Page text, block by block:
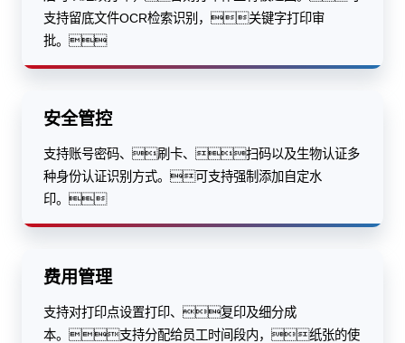
支持留底文件OCR检索识别，关键字打印审
批。
安全管控
支持账号密码、刷卡、扫码以及生物认证多
种身份认证识别方式。可支持强制添加自定水
印。
费用管理
支持对打印点设置打印、复印及细分成
本。支持分配给员工时间段内，纸张的使